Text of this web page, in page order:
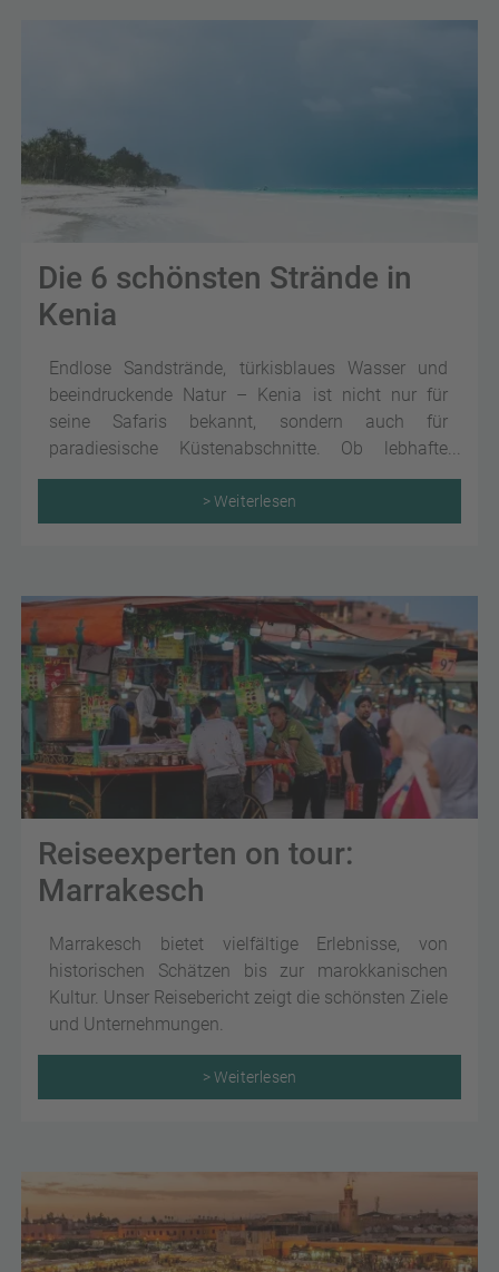
Die 6 schönsten Strände in
Kenia
Endlose Sandstrände, türkisblaues Wasser und
beeindruckende Natur – Kenia ist nicht nur für
seine Safaris bekannt, sondern auch für
paradiesische Küstenabschnitte. Ob lebhafte
Strände mit Wassersportangeboten oder
abgelegene Buchten für absolute Ruhe: Hier gibt es
für jeden den perfekten Ort, um die Füße in den
> Weiterlesen
Reiseexperten on tour:
Marrakesch
Marrakesch bietet vielfältige Erlebnisse, von
historischen Schätzen bis zur marokkanischen
Kultur. Unser Reisebericht zeigt die schönsten Ziele
und Unternehmungen.
> Weiterlesen